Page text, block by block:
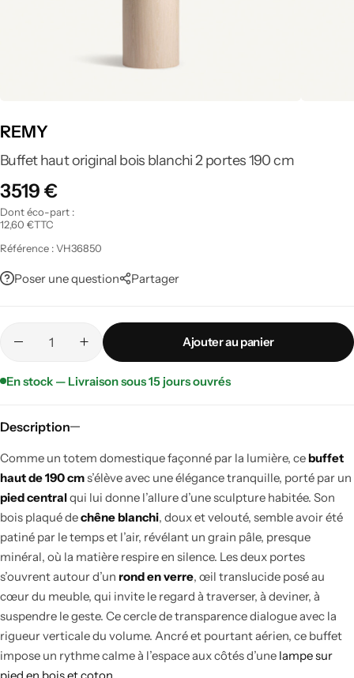
REMY
Buffet haut original bois blanchi 2 portes 190 cm
3519 €
Dont éco-part :
12,60 €TTC
Référence : VH36850
Poser une question Partager
Ajouter au panier
En stock — Livraison sous 15 jours ouvrés
Description
Comme un totem domestique façonné par la lumière, ce buffet
haut de 190 cms’élève avec une élégance tranquille, porté par un
pied centralqui lui donne l’allure d’une sculpture habitée. Son
bois plaqué dechêne blanchi, doux et velouté, semble avoir été
patiné par le temps et l’air, révélant un grain pâle, presque
minéral, où la matière respire en silence. Les deux portes
s’ouvrent autour d’un rond en verre, œil translucide posé au
cœur du meuble, qui invite le regard à traverser, à deviner, à
suspendre le geste. Ce cercle de transparence dialogue avec la
rigueur verticale du volume. Ancré et pourtant aérien, ce buffet
impose un rythme calme à l’espace aux côtés d’une lampe sur